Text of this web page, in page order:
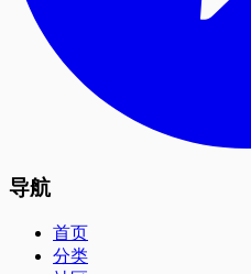
导航
首页
分类